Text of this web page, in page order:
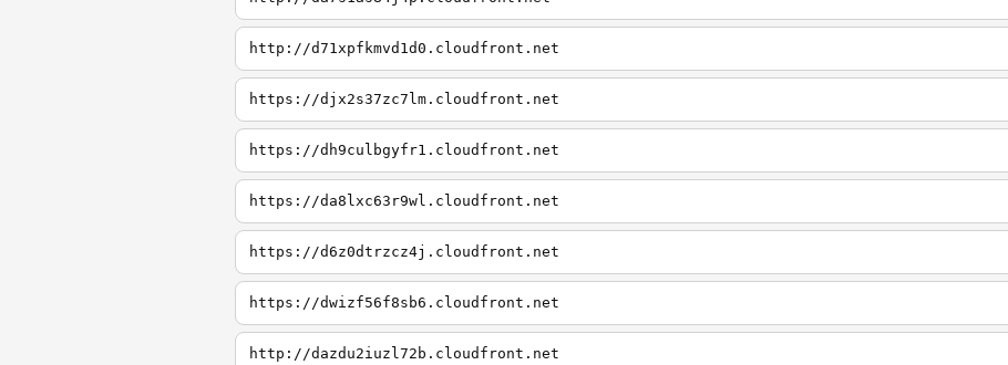
http://d71xpfkmvd1d0.cloudfront.net
https://djx2s37zc7lm.cloudfront.net
https://dh9culbgyfr1.cloudfront.net
https://da8lxc63r9wl.cloudfront.net
https://d6z0dtrzcz4j.cloudfront.net
https://dwizf56f8sb6.cloudfront.net
http://dazdu2iuzl72b.cloudfront.net